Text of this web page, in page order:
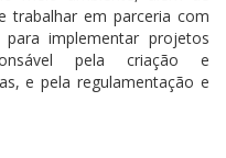
trabalhar em parceria com
implementar projetos
pela criação e
e pela regulamentação e